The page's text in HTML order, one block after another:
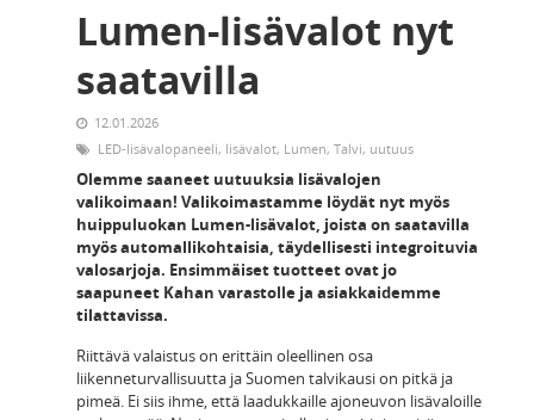
Lumen-lisävalot nyt
saatavilla
12.01.2026
LED-lisävalopaneeli, lisävalot, Lumen, Talvi, uutuus
Olemme saaneet uutuuksia lisävalojen
valikoimaan! Valikoimastamme löydät nyt myös
huippuluokan Lumen-lisävalot, joista on saatavilla
myös automallikohtaisia, täydellisesti integroituvia
valosarjoja. Ensimmäiset tuotteet ovat jo
saapuneet Kahan varastolle ja asiakkaidemme
tilattavissa.
Riittävä valaistus on erittäin oleellinen osa
liikenneturvallisuutta ja Suomen talvikausi on pitkä ja
pimeä. Ei siis ihme, että laadukkaille ajoneuvon lisävaloille